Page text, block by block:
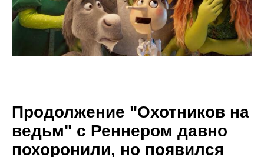
Продолжение "Охотников на
ведьм" с Реннером давно
похоронили, но появился